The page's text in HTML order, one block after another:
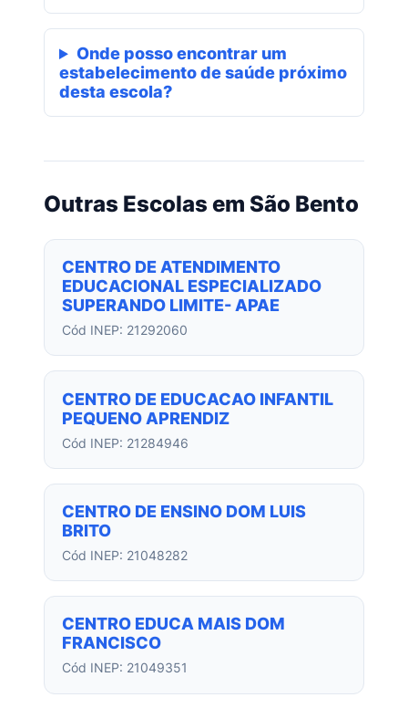
Onde posso encontrar um
estabelecimento de saúde próximo
desta escola?
Outras Escolas em São Bento
CENTRO DE ATENDIMENTO
EDUCACIONAL ESPECIALIZADO
SUPERANDO LIMITE- APAE
Cód INEP: 21292060
CENTRO DE EDUCACAO INFANTIL
PEQUENO APRENDIZ
Cód INEP: 21284946
CENTRO DE ENSINO DOM LUIS
BRITO
Cód INEP: 21048282
CENTRO EDUCA MAIS DOM
FRANCISCO
Cód INEP: 21049351